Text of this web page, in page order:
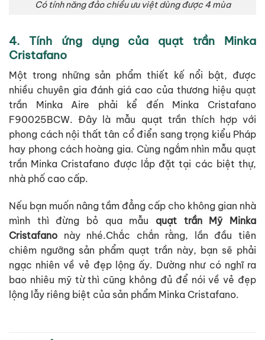
Có tính năng đảo chiều ưu việt dùng được 4 mùa
4. Tính ứng dụng của quạt trần Minka
Cristafano
Một trong những sản phẩm thiết kế nổi bật, được
nhiều chuyên gia đánh giá cao của thương hiệu quạt
trần Minka Aire phải kể đến Minka Cristafano
F90025BCW. Đây là mẫu quạt trần thích hợp với
phong cách nội thất tân cổ điển sang trọng kiểu Pháp
hay phong cách hoàng gia. Cùng ngắm nhìn mẫu quạt
trần Minka Cristafano được lắp đặt tại các biệt thự,
nhà phố cao cấp.
Nếu bạn muốn nâng tầm đẳng cấp cho không gian nhà
mình thì đừng bỏ qua mẫu quạt trần Mỹ Minka
Cristafano này nhé.Chắc chắn rằng, lần đầu tiên
chiêm ngưỡng sản phẩm quạt trần này, bạn sẽ phải
ngạc nhiên về vẻ đẹp lộng ấy. Dường như có nghĩ ra
bao nhiêu mỹ từ thì cũng không đủ để nói về vẻ đẹp
lộng lẫy riêng biệt của sản phẩm Minka Cristafano.